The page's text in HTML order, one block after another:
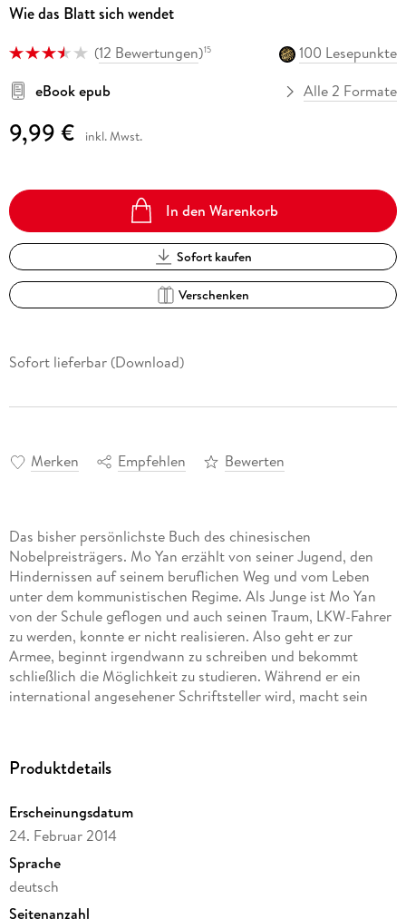
Wie das Blatt sich wendet
(12 Bewertungen)15
100 Lesepunkte
eBook epub
Alle 2 Formate
9,99 € inkl. Mwst.
In den Warenkorb
Sofort kaufen
Verschenken
Sofort lieferbar (Download)
Merken Empfehlen Bewerten
Das bisher persönlichste Buch des chinesischen
Nobelpreisträgers. Mo Yan erzählt von seiner Jugend, den
Hindernissen auf seinem beruflichen Weg und vom Leben
unter dem kommunistischen Regime. Als Junge ist Mo Yan
von der Schule geflogen und auch seinen Traum, LKW-Fahrer
zu werden, konnte er nicht realisieren. Also geht er zur
Armee, beginnt irgendwann zu schreiben und bekommt
schließlich die Möglichkeit zu studieren. Während er ein
international angesehener Schriftsteller wird, macht sein
Produktdetails
Erscheinungsdatum
24. Februar 2014
Sprache
deutsch
Seitenanzahl